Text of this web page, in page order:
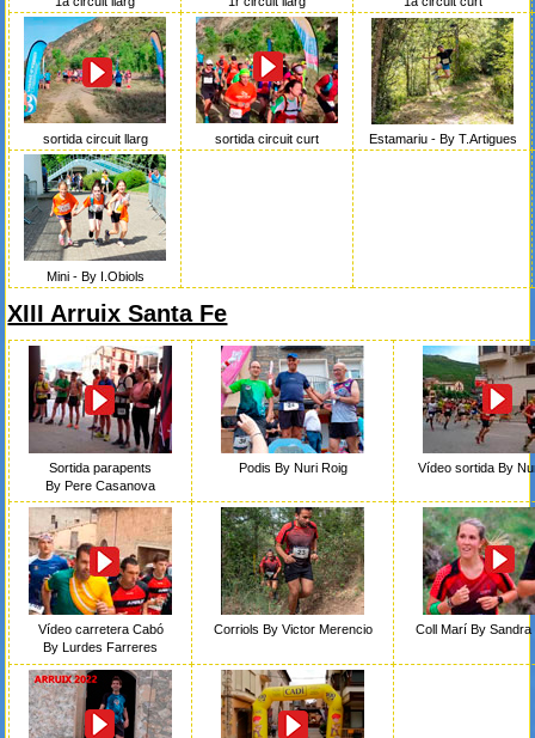
sortida circuit llarg sortida circuit curt Estamariu - By T.Artigues
Mini - By I.Obiols
XIII Arruix Santa Fe
Sortida parapents
By Pere Casanova
Podis By Nuri Roig Vídeo sortida By
Vídeo carretera Cabó
By Lurdes Farreres
Corriols By Victor Merencio Coll Marí By Sandra